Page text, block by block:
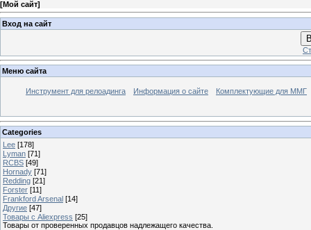
[Мой сайт]
Вход на сайт
Меню сайта
Инструмент для релоадинга Информация о сайте Комплектующие для ММГ
Categories
Lee [178]
Lyman [71]
RCBS [49]
Hornady [71]
Redding [21]
Forster [11]
Frankford Arsenal [14]
Другие [47]
Товары с Aliexpress [25]
Товары от проверенных продавцов надлежащего качества.